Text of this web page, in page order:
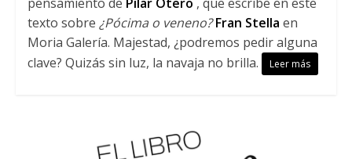
texto sobre ¿Pócima o veneno? Fran Stella en
Moria Galería. Majestad, ¿podremos pedir alguna
clave? Quizás sin luz, la navaja no brilla.
Leer más